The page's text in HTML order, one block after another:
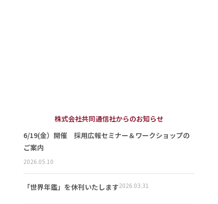
株式会社共同通信社からのお知らせ
6/19(金）開催 採用広報セミナー＆ワークショップの
ご案内
2026.05.10
「世界年鑑」を休刊いたします2026.03.31